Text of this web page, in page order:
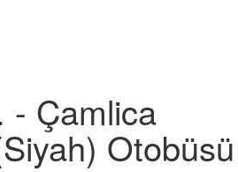
- Çamlica
Otobüsü